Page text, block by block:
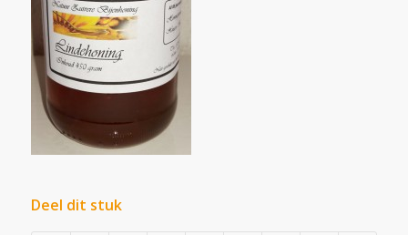
Deel dit stuk